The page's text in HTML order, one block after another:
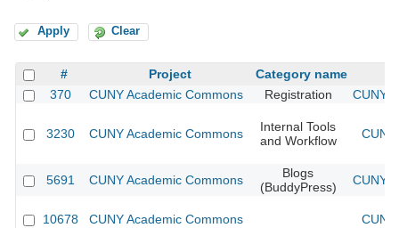
Apply Clear
# Project
Category name
370
CUNY Academic Commons Registration CUNY
3230 CUNY Academic Commons
Internal Tools
and Workflow
5691 CUNY Academic Commons
Blogs
(BuddyPress)
CUNY
10678 CUNY Academic Commons